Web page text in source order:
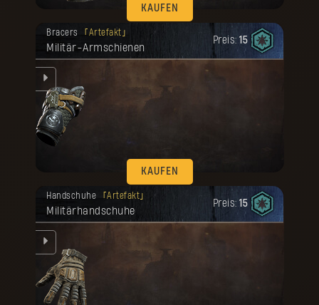
KAUFEN
Bracers Artefakt
Militär-Armschienen
Preis: 15
KAUFEN
Deine Belohnung ist freigeschaltet
worden.
Handschuhe Artefakt
Militärhandschuhe
Preis: 15
Deine Belohnung ist freigeschaltet
worden.